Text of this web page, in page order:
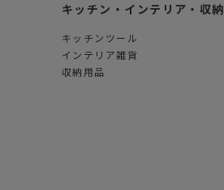
キッチン・インテリア・収納
キッチンツール
インテリア雑貨
収納用品